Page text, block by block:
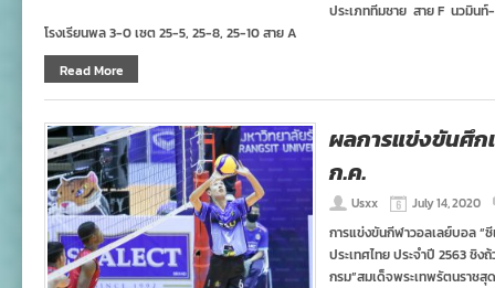
ประเภททีมชาย สาย F นวมิน
โรงเรียนพล 3-0 เซต 25-5, 25-8, 25-10 สาย A
Read More
ผลการแข่งขันศึก
ก.ค.
Usxx July 14, 2020
การแข่งขันกีฬาวอลเลย์บอล “
ประเทศไทย ประจำปี 2563 ชิง
กรม”สมเด็จพระเทพรัตนราช